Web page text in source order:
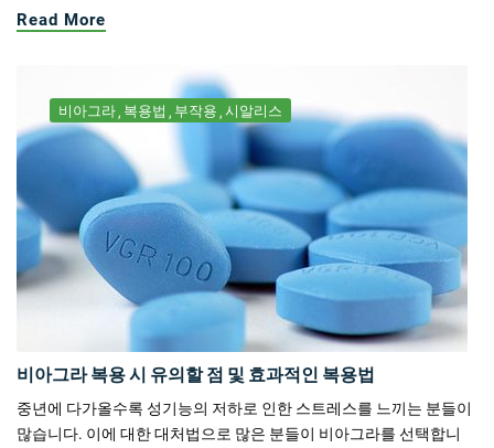
Read More
비아그라 복용법 부작용 시알리스
비아그라 복용 시 유의할 점 및 효과적인 복용법
중년에 다가올수록 성기능의 저하로 인한 스트레스를 느끼는 분들이
많습니다. 이에 대한 대처법으로 많은 분들이 비아그라를 선택합니